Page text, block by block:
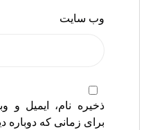
وب‌ سایت
ذخیره نام، ایمیل و
برای زمانی که دوباره